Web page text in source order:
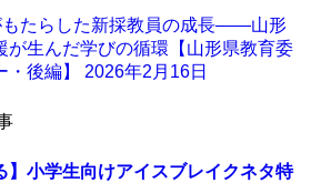
もたらした新採教員の成長――山形
が生んだ学びの循環【山形県教育委
・後編】 2026年2月16日
】小学生向けアイスブレイクネタ特